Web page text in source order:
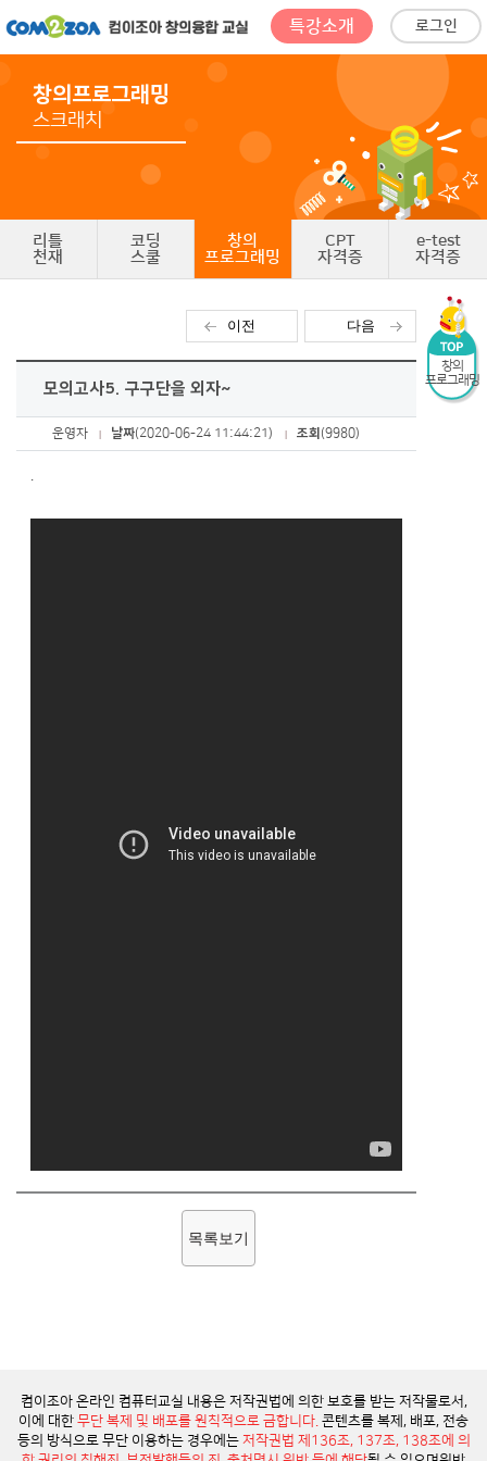
특강소개 로그인
창의프로그래밍
스크래치
리틀
천재
코딩
스쿨
창의
프로그래밍
CPT
자격증
e-test
자격증
이전 다음
모의고사5. 구구단을 외자~
운영자 날짜(2020-06-24 11:44:21) 조회 (9980)
목록보기
창의
프로그래밍
컴이조아 온라인 컴퓨터교실 내용은 저작권법에 의한 보호를 받는 저작물로서,
이에 대한 무단 복제 및 배포를 원칙적으로 금합니다. 콘텐츠를 복제, 배포, 전송
등의 방식으로 무단 이용하는 경우에는 저작권법 제136조, 137조, 138조에 의